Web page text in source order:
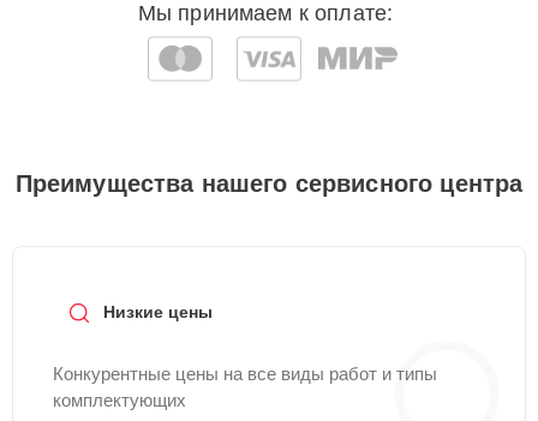
Мы принимаем к оплате:
Преимущества нашего сервисного центра
Низкие цены
Конкурентные цены на все виды работ и типы
комплектующих